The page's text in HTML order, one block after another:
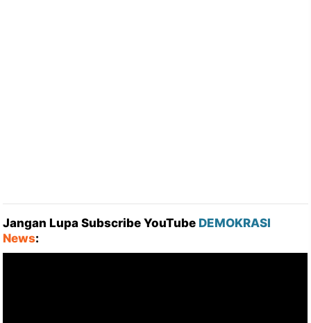
Jangan Lupa Subscribe YouTube DEMOKRASI
News: